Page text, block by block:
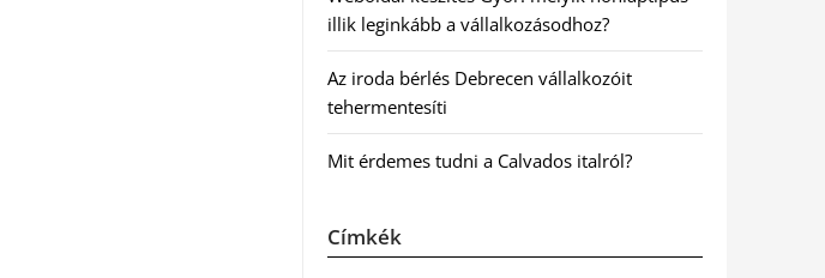
illik leginkább a vállalkozásodhoz?
Az iroda bérlés Debrecen vállalkozóit
tehermentesíti
Mit érdemes tudni a Calvados italról?
Címkék